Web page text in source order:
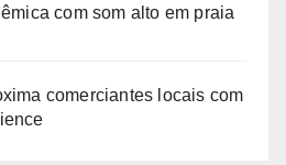
com som alto em praia
comerciantes locais com